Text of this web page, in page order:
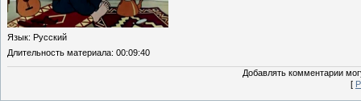
Язык: Русский
Длительность материала: 00:09:40
Добавлять комментарии
[